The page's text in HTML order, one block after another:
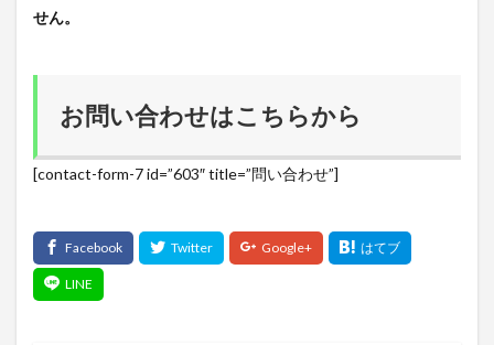
せん。
お問い合わせはこちらから
[contact-form-7 id=”603″ title=”問い合わせ”]